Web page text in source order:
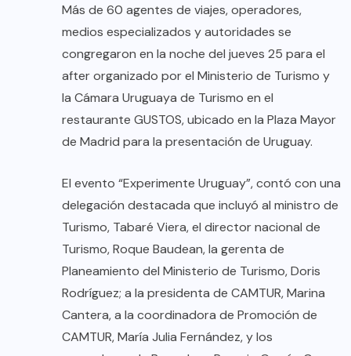
Más de 60 agentes de viajes, operadores,
medios especializados y autoridades se
congregaron en la noche del jueves 25 para el
after organizado por el Ministerio de Turismo y
la Cámara Uruguaya de Turismo en el
restaurante GUSTOS, ubicado en la Plaza Mayor
de Madrid para la presentación de Uruguay.
El evento “Experimente Uruguay”, contó con una
delegación destacada que incluyó al ministro de
Turismo, Tabaré Viera, el director nacional de
Turismo, Roque Baudean, la gerenta de
Planeamiento del Ministerio de Turismo, Doris
Rodríguez; a la presidenta de CAMTUR, Marina
Cantera, a la coordinadora de Promoción de
CAMTUR, María Julia Fernández, y los